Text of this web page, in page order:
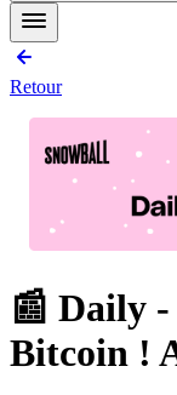
Retour
📰 Daily
Bitcoin !